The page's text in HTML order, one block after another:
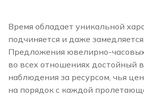
Время обладает уникальной
подчиняется и даже
Предложения ювелирно-часовых
во всех отношениях достойный
наблюдения за ресурсом, чья
на порядок с каждой